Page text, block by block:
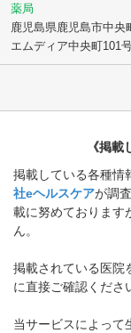
薬局
鹿児島県鹿児島市中央
エムディア中央町101
《掲
掲載している各種情
社eヘルスケアが調
載に努めております
ん。
掲載されている医院
に直接ご確認くださ
当サービスによって